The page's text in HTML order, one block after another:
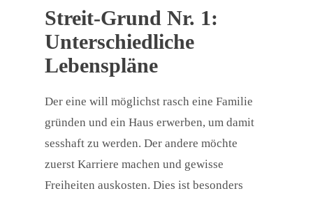
Streit-Grund Nr. 1:
Unterschiedliche
Lebenspläne
Der eine will möglichst rasch eine Familie
gründen und ein Haus erwerben, um damit
sesshaft zu werden. Der andere möchte
zuerst Karriere machen und gewisse
Freiheiten auskosten. Dies ist besonders